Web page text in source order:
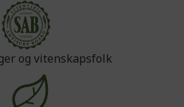
og vitenskapsfolk